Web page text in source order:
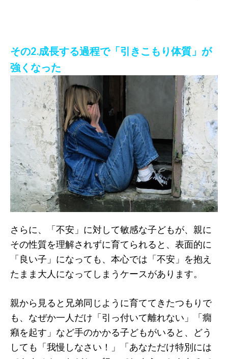
その2.成長する過程で「引きこもり体質」が
強くなった
さらに、「不安」に対して敏感な子どもが、親に
その性質を理解されずに育てられると、表面的に
「良い子」になっても、本心では「不安」を抱え
たまま大人になってしまうケースがあります。
親から見ると兄弟同じように育ててきたつもりで
も、なぜか一人だけ「引っ付いて離れない」「癇
癪を起す」など手のかかる子どもがいると、どう
しても「我慢しなさい！」「あなただけ特別には